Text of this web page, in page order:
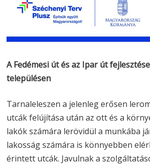
A Fedémesi út és az Ipar út
településen
Tarnaleleszen a jelenleg erősen
utcák felújítása után az ott és a
lakók számára lerövidül a munkába
lakosság számára is könnyebben
érintett utcák. Javulnak a